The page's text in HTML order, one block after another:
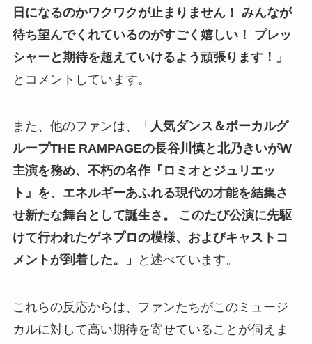
日になるのかワクワクが止まりません！ みんなが
待ち望んでくれているのがすごく嬉しい！ プレッ
シャーと期待を超えていけるよう頑張ります！」
とコメントしています。
また、他のファンは、「 人気ダンス＆ボーカルグ
ループTHE RAMPAGEの長谷川慎と北乃きいがW
主演を務め、不朽の名作『ロミオとジュリエッ
ト』を、エネルギーあふれる現代の才能を結集さ
せ新たな舞台として誕生さ。 このたび公演に先駆
けて行われたゲネプロの模様、およびキャストコ
メントが到着した。」
と述べています。
これらの反応からは、ファンたちがこのミュージ
カルに対して高い期待を寄せていることが伺えま